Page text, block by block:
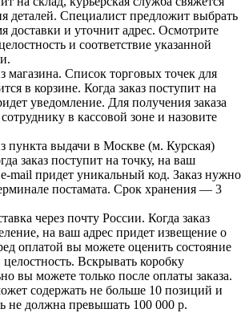
деталей. Специалист предложит выбрать
доставки и уточнит адрес. Осмотрите
и соответствие указанной
магазина. Список торговых точек для
в корзине. Когда заказ поступит на
уведомление. Для получения заказа
в кассовой зоне и назовите
пункта выдачи в Москве (м. Курская)
заказ поступит на точку, на ваш
mail придет уникальный код. Заказ нужно
постамата. Срок хранения — 3
через почту России. Когда заказ
на ваш адрес придет извещение о
оплатой вы можете оценить состояние
целостность. Вскрывать коробку
вы можете только после оплаты заказа.
содержать не больше 10 позиций и
не должна превышать 100 000 р.